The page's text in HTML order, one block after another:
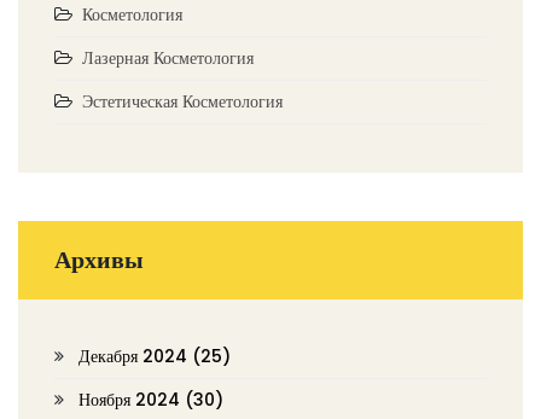
Косметология
Лазерная Косметология
Эстетическая Косметология
Архивы
Декабря 2024 (25)
Ноября 2024 (30)